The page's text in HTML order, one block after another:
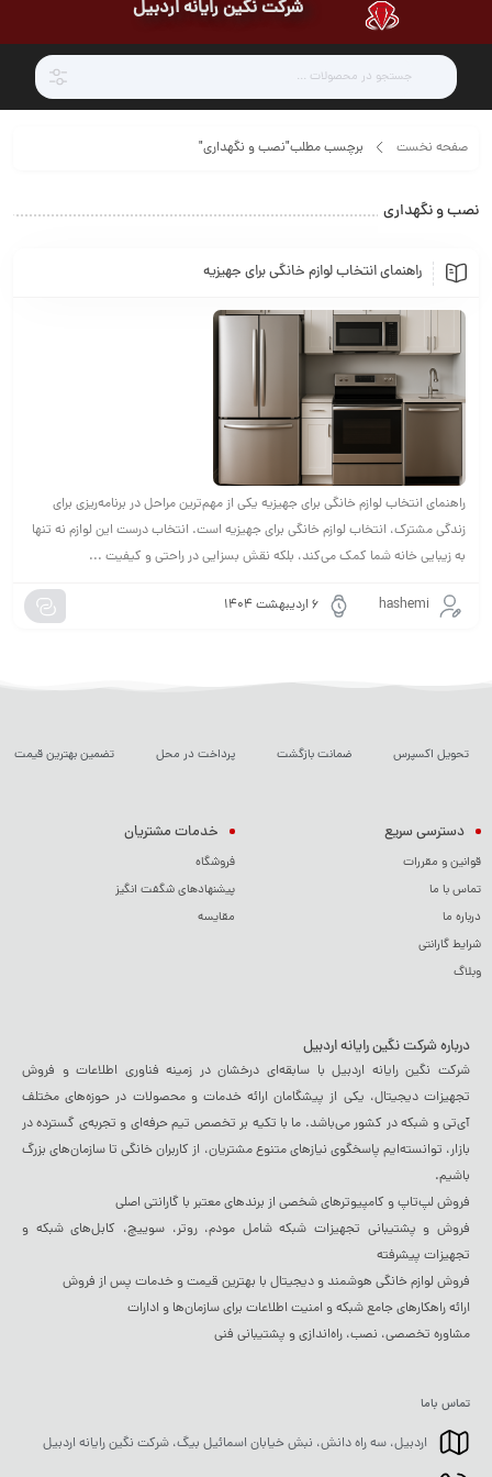
شرکت نگین رایانه اردبیل
صفحه نخست برچسب مطلب"نصب و نگهداری"
نصب و نگهداری
راهنمای انتخاب لوازم خانگی برای جهیزیه
راهنمای انتخاب لوازم خانگی برای جهیزیه یکی از مهم‌ترین مراحل در برنامه‌ریزی برای
زندگی مشترک، انتخاب لوازم خانگی برای جهیزیه است. انتخاب درست این لوازم نه تنها
به زیبایی خانه شما کمک می‌کند، بلکه نقش بسزایی در راحتی و کیفیت ...
hashemi ۶ اردیبهشت ۱۴۰۴
تحویل اکسپرس ضمانت بازگشت پرداخت در محل تضمین بهترین قیمت
دسترسی سریع
قوانین و مقررات
تماس با ما
درباره ما
شرایط گارانتی
وبلاگ
خدمات مشتریان
فروشگاه
پیشنهادهای شگفت انگیز
مقایسه
درباره شرکت نگین رایانه اردبیل
شرکت نگین رایانه اردبیل با سابقه‌ای درخشان در زمینه فناوری اطلاعات و فروش
تجهیزات دیجیتال، یکی از پیشگامان ارائه خدمات و محصولات در حوزه‌های مختلف
آی‌تی و شبکه در کشور می‌باشد. ما با تکیه بر تخصص تیم حرفه‌ای و تجربه‌ی گسترده در
بازار، توانسته‌ایم پاسخگوی نیازهای متنوع مشتریان، از کاربران خانگی تا سازمان‌های بزرگ
باشیم.
فروش لپ‌تاپ و کامپیوترهای شخصی از برندهای معتبر با گارانتی اصلی
فروش و پشتیبانی تجهیزات شبکه شامل مودم، روتر، سوییچ، کابل‌های شبکه و
تجهیزات پیشرفته
فروش لوازم خانگی هوشمند و دیجیتال با بهترین قیمت و خدمات پس از فروش
ارائه راهکارهای جامع شبکه و امنیت اطلاعات برای سازمان‌ها و ادارات
مشاوره تخصصی، نصب، راه‌اندازی و پشتیبانی فنی
تماس باما
اردبیل، سه راه دانش، نبش خیابان اسمائیل بیگ، شرکت نگین رایانه اردبیل